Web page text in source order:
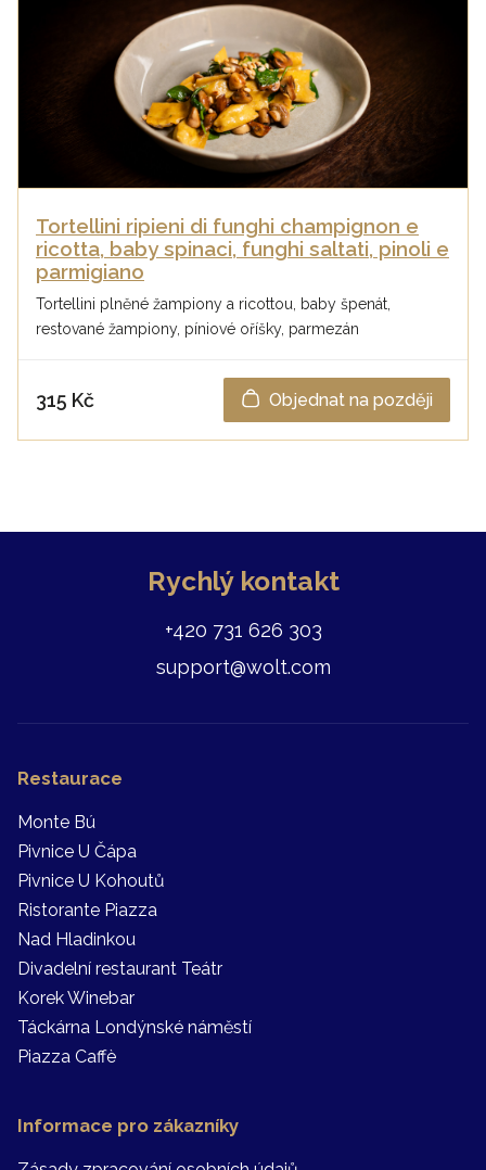
Tortellini ripieni di funghi champignon e
ricotta, baby spinaci, funghi saltati, pinoli e
parmigiano
Tortellini plněné žampiony a ricottou, baby špenát,
restované žampiony, píniové oříšky, parmezán
315 Kč Objednat na později
Rychlý kontakt
+420 731 626 303
support@wolt.com
Restaurace
Monte Bú
Pivnice U Čápa
Pivnice U Kohoutů
Ristorante Piazza
Nad Hladinkou
Divadelní restaurant Teátr
Korek Winebar
Táckárna Londýnské náměstí
Piazza Caffè
Informace pro zákazníky